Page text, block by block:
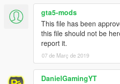
gta5-mods
This file has been
this file should not be
report it.
07 de Març de 2019
DanielGamingYT